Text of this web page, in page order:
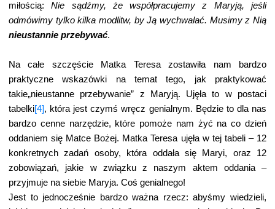
miłością:Nie sądźmy, że współpracujemy z Maryją, jeśli
odmówimy tylko kilka modlitw, by Ją wychwalać. Musimy z Nią
nieustannie przebywać.
Na całe szczęście Matka Teresa zostawiła nam bardzo
praktyczne wskazówki na temat tego, jak praktykować
takie„nieustanne przebywanie” z Maryją. Ujęła to w postaci
tabelki[4], która jest czymś wręcz genialnym. Będzie to dla nas
bardzo cenne narzędzie, które pomoże nam żyć na co dzień
oddaniem się Matce Bożej. Matka Teresa ujęła w tej tabeli – 12
konkretnych zadań osoby, która oddała się Maryi, oraz 12
zobowiązań, jakie w związku z naszym aktem oddania –
przyjmuje na siebie Maryja. Coś genialnego!
Jest to jednocześnie bardzo ważna rzecz: abyśmy wiedzieli,